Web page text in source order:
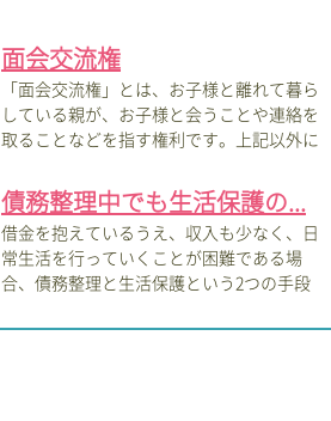
面会交流権
「面会交流権」とは、お子様と離れて暮ら
している親が、お子様と会うことや連絡を
取ることなどを指す権利です。上記以外に
債務整理中でも生活保護の...
借金を抱えているうえ、収入も少なく、日
常生活を行っていくことが困難である場
合、債務整理と生活保護という2つの手段